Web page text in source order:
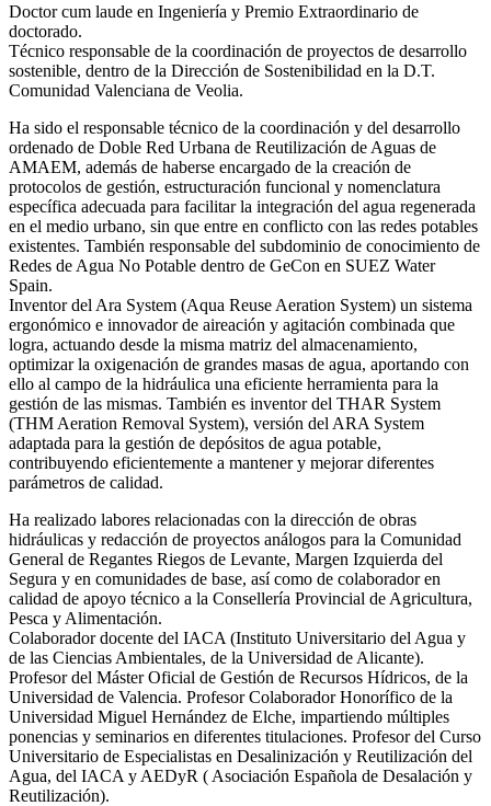
Doctor cum laude en Ingeniería y Premio Extraordinario de
doctorado.
Técnico responsable de la coordinación de proyectos de desarrollo
sostenible, dentro de la Dirección de Sostenibilidad en la D.T.
Comunidad Valenciana de Veolia.
Ha sido el responsable técnico de la coordinación y del desarrollo
ordenado de Doble Red Urbana de Reutilización de Aguas de
AMAEM, además de haberse encargado de la creación de
protocolos de gestión, estructuración funcional y nomenclatura
específica adecuada para facilitar la integración del agua regenerada
en el medio urbano, sin que entre en conflicto con las redes potables
existentes. También responsable del subdominio de conocimiento de
Redes de Agua No Potable dentro de GeCon en SUEZ Water
Spain.
Inventor del Ara System (Aqua Reuse Aeration System) un sistema
ergonómico e innovador de aireación y agitación combinada que
logra, actuando desde la misma matriz del almacenamiento,
optimizar la oxigenación de grandes masas de agua, aportando con
ello al campo de la hidráulica una eficiente herramienta para la
gestión de las mismas. También es inventor del THAR System
(THM Aeration Removal System), versión del ARA System
adaptada para la gestión de depósitos de agua potable,
contribuyendo eficientemente a mantener y mejorar diferentes
parámetros de calidad.
Ha realizado labores relacionadas con la dirección de obras
hidráulicas y redacción de proyectos análogos para la Comunidad
General de Regantes Riegos de Levante, Margen Izquierda del
Segura y en comunidades de base, así como de colaborador en
calidad de apoyo técnico a la Consellería Provincial de Agricultura,
Pesca y Alimentación.
Colaborador docente del IACA (Instituto Universitario del Agua y
de las Ciencias Ambientales, de la Universidad de Alicante).
Profesor del Máster Oficial de Gestión de Recursos Hídricos, de la
Universidad de Valencia. Profesor Colaborador Honorífico de la
Universidad Miguel Hernández de Elche, impartiendo múltiples
ponencias y seminarios en diferentes titulaciones. Profesor del Curso
Universitario de Especialistas en Desalinización y Reutilización del
Agua, del IACA y AEDyR ( Asociación Española de Desalación y
Reutilización).